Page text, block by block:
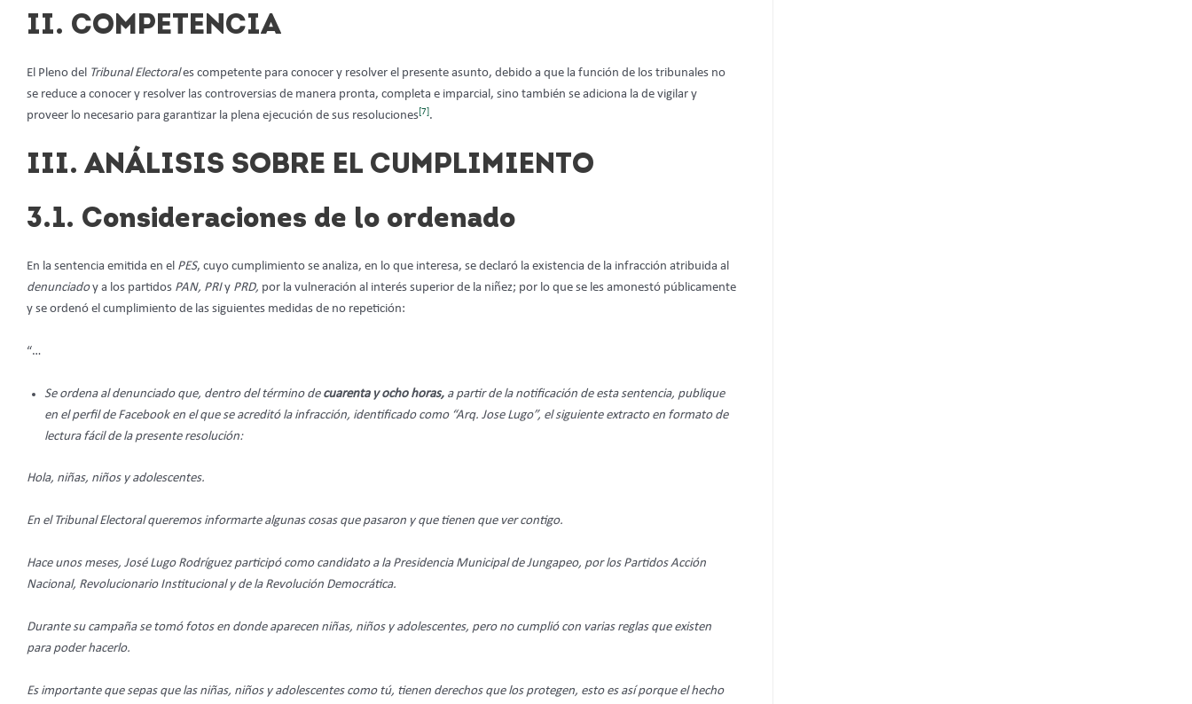
II. COMPETENCIA
El Pleno del Tribunal Electorales competente para conocer y resolver el presente asunto, debido a que la función de los tribunales no
se reduce a conocer y resolver las controversias de manera pronta, completa e imparcial, sino también se adiciona la de vigilar y
proveer lo necesario para garantizar la plena ejecución de sus resoluciones [7] .
III. ANÁLISIS SOBRE EL CUMPLIMIENTO
3.1. Consideraciones de lo ordenado
En la sentencia emitida en el PES, cuyo cumplimiento se analiza, en lo que interesa, se declaró la existencia de la infracción atribuida al
denunciadoy a los partidos PAN, PRIy PRD, por la vulneración al interés superior de la niñez; por lo que se les amonestó públicamente
y se ordenó el cumplimiento de las siguientes medidas de no repetición:
“…
Se ordena al denunciado que, dentro del término de cuarenta y ocho horas, a partir de la notificación de esta sentencia, publique
en el perfil de Facebook en el que se acreditó la infracción, identificado como “Arq. Jose Lugo”, el siguiente extracto en formato de
lectura fácil de la presente resolución:
Hola, niñas, niños y adolescentes.
En el Tribunal Electoral queremos informarte algunas cosas que pasaron y que tienen que ver contigo.
Hace unos meses, José Lugo Rodríguez participó como candidato a la Presidencia Municipal de Jungapeo, por los Partidos Acción
Nacional, Revolucionario Institucional y de la Revolución Democrática.
Durante su campaña se tomó fotos en donde aparecen niñas, niños y adolescentes, pero no cumplió con varias reglas que existen
para poder hacerlo.
Es importante que sepas que las niñas, niños y adolescentes como tú, tienen derechos que los protegen, esto es así porque el hecho